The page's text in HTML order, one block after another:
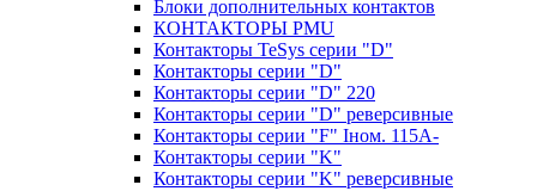
Блоки дополнительных контактов
КОНТАКТОРЫ PMU
Контакторы TeSys серии "D"
Контакторы серии "D"
Контакторы серии "D" 220
Контакторы серии "D" реверсивные
Контакторы серии "F" Iном. 115А-
Контакторы серии "K"
Контакторы серии "K" реверсивные